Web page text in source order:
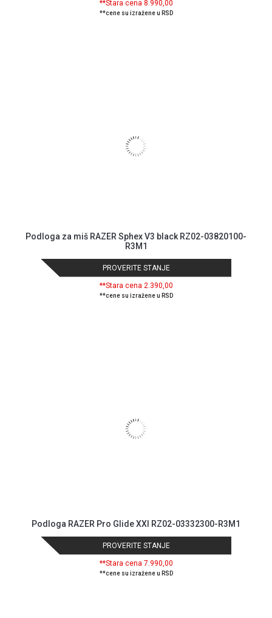
**Stara cena 8.990,00
**cene su izražene u RSD
Podloga za miš RAZER Sphex V3 black RZ02-03820100-
R3M1
PROVERITE STANJE
**Stara cena 2.390,00
**cene su izražene u RSD
Podloga RAZER Pro Glide XXl RZ02-03332300-R3M1
PROVERITE STANJE
**Stara cena 7.990,00
**cene su izražene u RSD